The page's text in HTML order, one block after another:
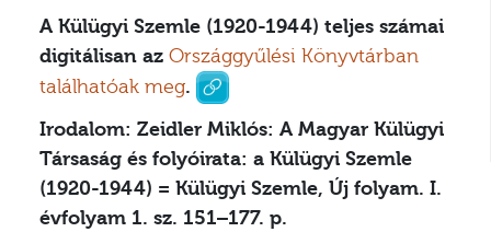
A Külügyi Szemle (1920-1944) teljes számai
digitálisan az Országgyűlési Könyvtárban
találhatóak meg.
Irodalom: Zeidler Miklós: A Magyar Külügyi
Társaság és folyóirata: a Külügyi Szemle
(1920-1944) = Külügyi Szemle, Új folyam. I.
évfolyam 1. sz. 151–177. p.